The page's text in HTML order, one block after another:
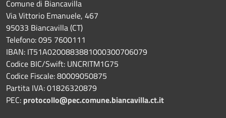
Comune di Biancavilla
Via Vittorio Emanuele, 467
95033 Biancavilla (CT)
Telefono: 095 7600111
IBAN: IT51A0200883881000300706079
Codice BIC/Swift: UNCRITM1G75
Codice Fiscale: 80009050875
Partita IVA: 01826320879
PEC: protocollo@pec.comune.biancavilla.ct.it